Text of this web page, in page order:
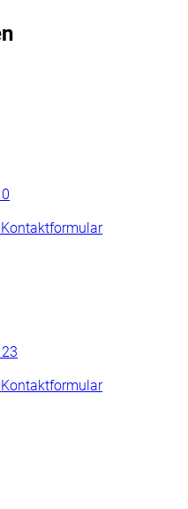
Kontaktformular
Kontaktformular